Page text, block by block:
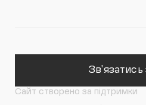
Зв'язатись
Сайт створено за підтримки